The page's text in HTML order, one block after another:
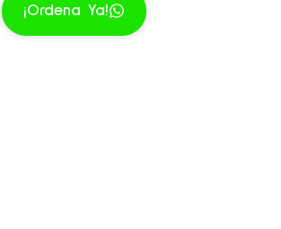
original
actual
es:
¡Ordena Ya!